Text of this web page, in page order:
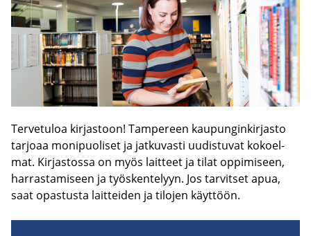
Ter­ve­tu­loa kir­jas­toon! Tam­pe­reen kau­pun­gin­kir­jas­to
tar­jo­aa mo­ni­puo­li­set ja jat­ku­vas­ti uu­dis­tu­vat ko­koel­
mat. Kir­jas­tos­sa on myös lait­teet ja tilat op­pi­mi­seen,
har­ras­ta­mi­seen ja työs­ken­te­lyyn. Jos tar­vit­set apua,
saat opas­tus­ta lait­tei­den ja ti­lo­jen käyt­töön.